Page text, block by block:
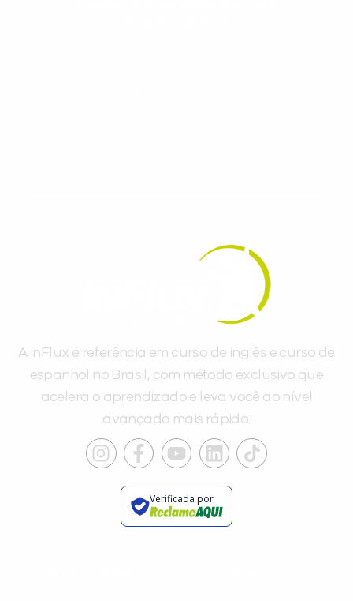
A inFlux é referência em curso de inglês e curso de
espanhol no Brasil, com método exclusivo que
acelera o aprendizado e leva você ao nível
avançado mais rápido.
Verificada por